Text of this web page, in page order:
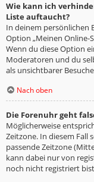
Wie kann ich
Liste auftaucht?
In deinem persönlichen
Option „Meinen Online-
Wenn du diese Option
Moderatoren und du
als unsichtbarer
Nach oben
Die Forenuhr geht
Möglicherweise
Zeitzone. In diesem Fall
passende Zeitzone
kann dabei nur von
noch nicht registriert